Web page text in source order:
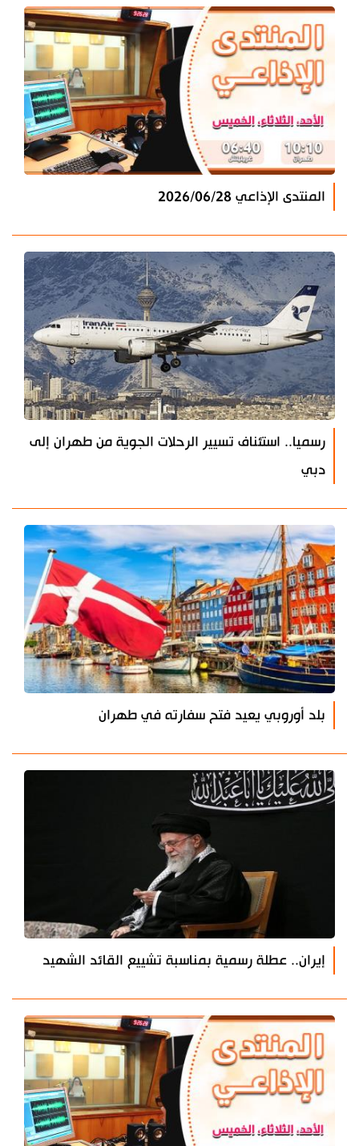
المنتدى الإذاعي 2026/06/28
رسميا.. استئناف تسيير الرحلات الجوية من طهران إلى
دبي
بلد أوروبي يعيد فتح سفارته في طهران
إيران.. عطلة رسمية بمناسبة تشييع القائد الشهيد